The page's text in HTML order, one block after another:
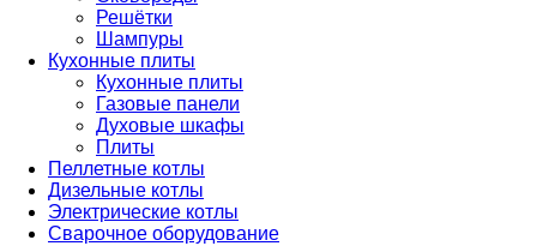
Решётки
Шампуры
Кухонные плиты
Кухонные плиты
Газовые панели
Духовые шкафы
Плиты
Пеллетные котлы
Дизельные котлы
Электрические котлы
Сварочное оборудование